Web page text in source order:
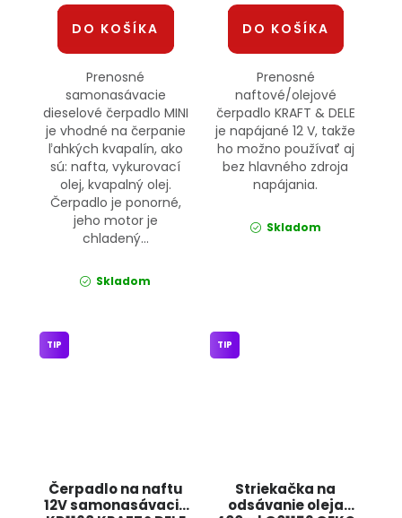
DO KOŠÍKA
Prenosné
samonasávacie
dieselové čerpadlo MINI
je vhodné na čerpanie
ľahkých kvapalín, ako
sú: nafta, vykurovací
olej, kvapalný olej.
Čerpadlo je ponorné,
jeho motor je
chladený...
Skladom
DO KOŠÍKA
Prenosné
naftové/olejové
čerpadlo KRAFT & DELE
je napájané 12 V, takže
ho možno používať aj
bez hlavného zdroja
napájania.
Skladom
Čerpadlo na naftu
12V samonasávacie
TIP
Striekačka na
odsávanie oleja
TIP